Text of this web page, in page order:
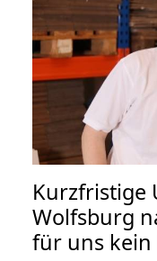
Kurzfristige
Wolfsburg
für uns